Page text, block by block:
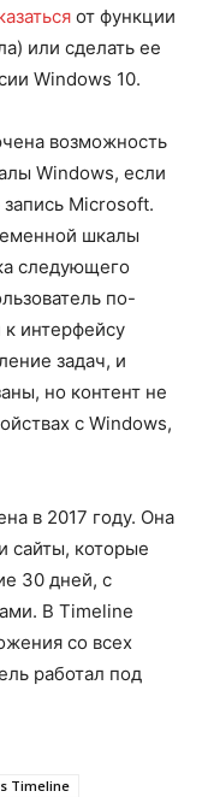
от функции
или сделать ее
Windows 10.
возможность
Windows, если
Microsoft.
шкалы
следующего
по-
интерфейсу
задач, и
но контент не
c Windows,
в 2017 году. Она
сайты, которые
30 дней, с
В Timeline
со всех
работал под
Timeline